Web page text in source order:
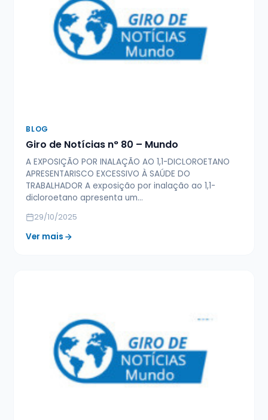
BLOG
Giro de Notícias n° 80 – Mundo
A EXPOSIÇÃO POR INALAÇÃO AO 1,1-DICLOROETANO
APRESENTARISCO EXCESSIVO À SAÚDE DO
TRABALHADOR A exposição por inalação ao 1,1-
dicloroetano apresenta um…
29/10/2025
Ver mais